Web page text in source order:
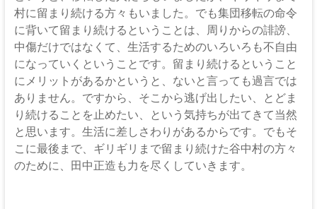
イ
エ
ス・
キ
リ
ス
ト
の
父
な
村に留まり続ける方々もいました。でも集団移転の命令
に背いて留まり続けるということは、周りからの誹謗、
中傷だけではなくて、生活するためのいろいろも不自由
になっていくということです。留まり続けるということ
にメリットがあるかというと、ないと言っても過言では
ありません。ですから、そこから逃げ出したい、とどま
り続けることを止めたい、という気持ちが出てきて当然
と思います。生活に差しさわりがあるからです。でもそ
こに最後まで、ギリギリまで留まり続けた谷中村の方々
のために、田中正造も力を尽くしていきます。